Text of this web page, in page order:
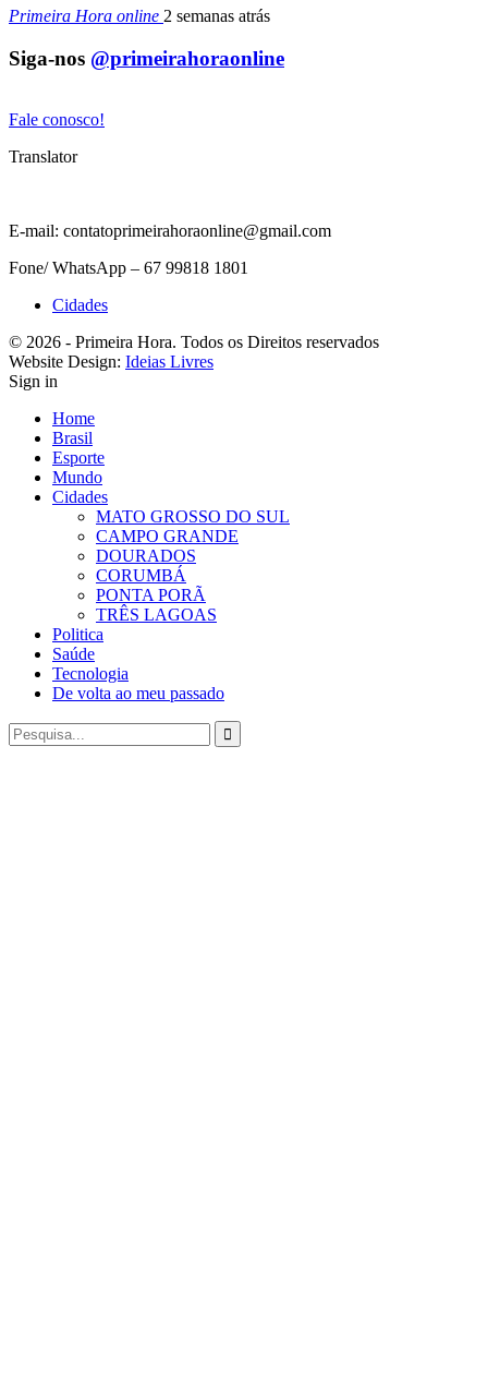
Primeira Hora online 2 semanas atrás
Siga-nos @primeirahoraonline
Fale conosco!
Translator
E-mail: contatoprimeirahoraonline@gmail.com
Fone/ WhatsApp – 67 99818 1801
Cidades
© 2026 - Primeira Hora. Todos os Direitos reservados
Website Design: Ideias Livres
Sign in
Home
Brasil
Esporte
Mundo
Cidades
MATO GROSSO DO SUL
CAMPO GRANDE
DOURADOS
CORUMBÁ
PONTA PORÃ
TRÊS LAGOAS
Politica
Saúde
Tecnologia
De volta ao meu passado